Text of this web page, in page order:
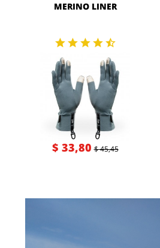
MERINO LINER
$ 33,80 $ 45,45